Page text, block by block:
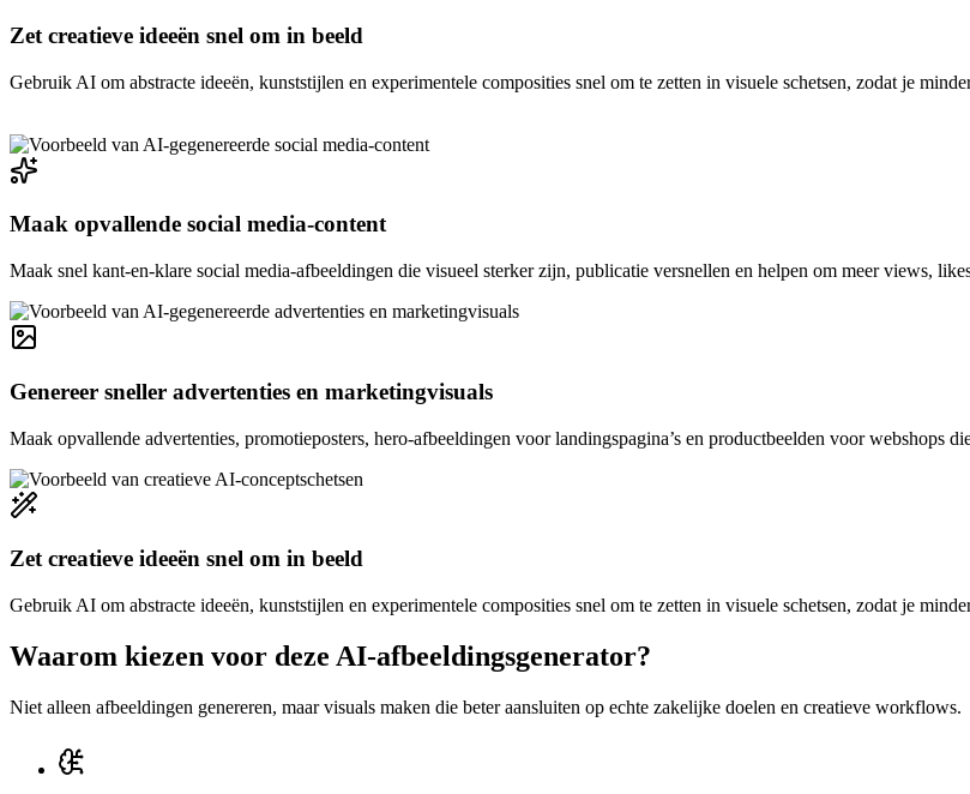
Zet creatieve ideeën snel om in beeld
Gebruik AI om abstracte ideeën, kunststijlen en experimentele composities snel om te zetten in visuele schetsen, zodat je
Maak opvallende social media-content
Maak snel kant-en-klare social media-afbeeldingen die visueel sterker zijn, publicatie versnellen en helpen om meer views,
Genereer sneller advertenties en marketingvisuals
Maak opvallende advertenties, promotieposters, hero-afbeeldingen voor landingspagina’s en productbeelden voor webshops
Zet creatieve ideeën snel om in beeld
Gebruik AI om abstracte ideeën, kunststijlen en experimentele composities snel om te zetten in visuele schetsen, zodat je
Waarom kiezen voor deze AI-afbeeldingsgenerator?
Niet alleen afbeeldingen genereren, maar visuals maken die beter aansluiten op echte zakelijke doelen en creatieve workflows.